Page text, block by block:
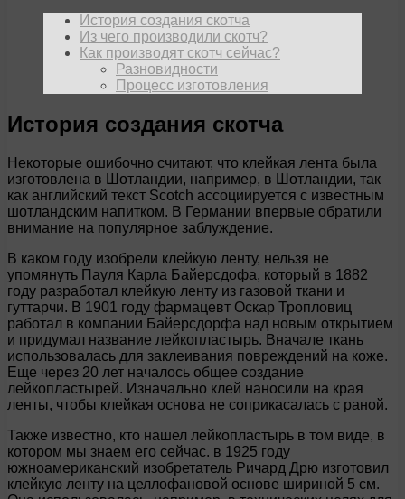
История создания скотча
Из чего производили скотч?
Как производят скотч сейчас?
Разновидности
Процесс изготовления
История создания скотча
Некоторые ошибочно считают, что клейкая лента была
изготовлена в Шотландии, например, в Шотландии, так
как английский текст Scotch ассоциируется с известным
шотландским напитком. В Германии впервые обратили
внимание на популярное заблуждение.
В каком году изобрели клейкую ленту, нельзя не
упомянуть Пауля Карла Байерсдофа, который в 1882
году разработал клейкую ленту из газовой ткани и
гуттарчи. В 1901 году фармацевт Оскар Тропловиц
работал в компании Байерсдорфа над новым открытием
и придумал название лейкопластырь. Вначале ткань
использовалась для заклеивания повреждений на коже.
Еще через 20 лет началось общее создание
лейкопластырей. Изначально клей наносили на края
ленты, чтобы клейкая основа не соприкасалась с раной.
Также известно, кто нашел лейкопластырь в том виде, в
котором мы знаем его сейчас. в 1925 году
южноамериканский изобретатель Ричард Дрю изготовил
клейкую ленту на целлофановой основе шириной 5 см.